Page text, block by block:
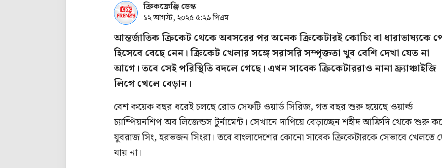
ক্রিকফ্রেঞ্জি ডেস্ক
১২ আগস্ট, ২০২৫ ৫:২৯ পিএম
আন্তর্জাতিক ক্রিকেট থেকে অবসরের পর অনেক ক্রিকেটারই কোচিং বা ধারাভাষ্যকে
হিসেবে বেছে নেন। ক্রিকেট খেলার সঙ্গে সরাসরি সম্পৃক্ততা খুব বেশি দেখা যেত না
আগে। তবে সেই পরিস্থিতি বদলে গেছে। এখন সাবেক ক্রিকেটাররাও নানা ফ্র্যাঞ্চাইজি
লিগে খেলে বেড়ান।
বেশ কয়েক বছর ধরেই চলছে রোড সেফটি ওয়ার্ড সিরিজ, গত বছর শুরু হয়েছে ওয়ার্ল্ড
চ্যাম্পিয়নশিপ অব লিজেন্ডস টুর্নামেন্ট। সেখানে দাপিয়ে বেড়াচ্ছেন শহীদ আফ্রিদি থেকে শুরু
যুবরাজ সিং, হরভজন সিংরা। তবে বাংলাদেশের কোনো সাবেক ক্রিকেটারকে সেভাবে খেলতে
যায় না।